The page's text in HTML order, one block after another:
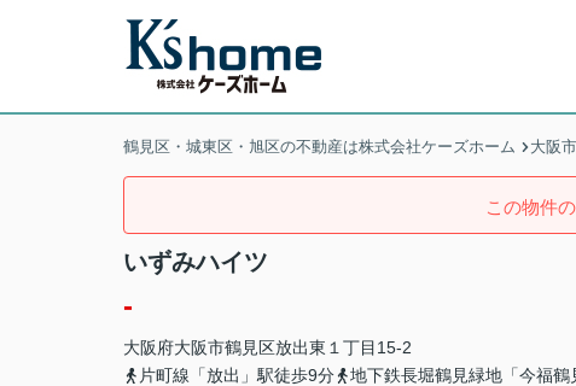
鶴見区・城東区・旭区の不動産は株式会社ケーズホーム 大阪
この物件
いずみハイツ
-
大阪府大阪市鶴見区放出東 １丁目15-2
片町線「放出」駅徒歩9分
地下鉄長堀鶴見緑地「今福鶴